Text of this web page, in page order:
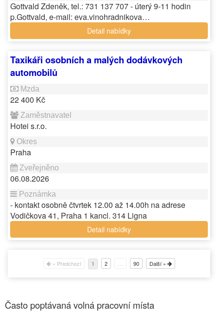
Gottvald Zdeněk, tel.: 731 137 707 - úterý 9-11 hodin
p.Gottvald, e-mail: eva.vinohradnikova…
Detail nabídky
Taxikáři osobních a malých dodávkových
automobilů
22 400 Kč
Hotei s.r.o.
Praha
06.08.2026
- kontakt osobně čtvrtek 12.00 až 14.00h na adrese
Vodičkova 41, Praha 1 kancl. 314 Ligna
Detail nabídky
« Předchozí 1 2 90 Další »
Často poptávaná volná pracovní místa